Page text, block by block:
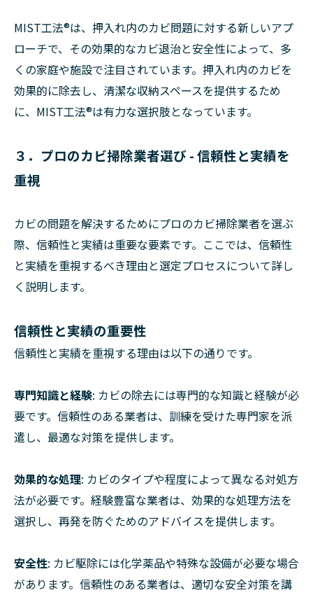
MIST工法®は、押入れ内のカビ問題に対する新しいアプ
ローチで、その効果的なカビ退治と安全性によって、多
くの家庭や施設で注目されています。押入れ内のカビを
効果的に除去し、清潔な収納スペースを提供するため
に、MIST工法®は有力な選択肢となっています。
３．プロのカビ掃除業者選び - 信頼性と実績を
重視
カビの問題を解決するためにプロのカビ掃除業者を選ぶ
際、信頼性と実績は重要な要素です。ここでは、信頼性
と実績を重視するべき理由と選定プロセスについて詳し
く説明します。
信頼性と実績の重要性
信頼性と実績を重視する理由は以下の通りです。
専門知識と経験: カビの除去には専門的な知識と経験が必
要です。信頼性のある業者は、訓練を受けた専門家を派
遣し、最適な対策を提供します。
効果的な処理: カビのタイプや程度によって異なる対処方
法が必要です。経験豊富な業者は、効果的な処理方法を
選択し、再発を防ぐためのアドバイスを提供します。
安全性: カビ駆除には化学薬品や特殊な設備が必要な場合
があります。信頼性のある業者は、適切な安全対策を講